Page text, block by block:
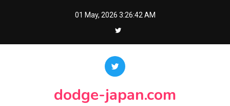
01 May, 2026 3:26:43 AM
dodge-japan.com